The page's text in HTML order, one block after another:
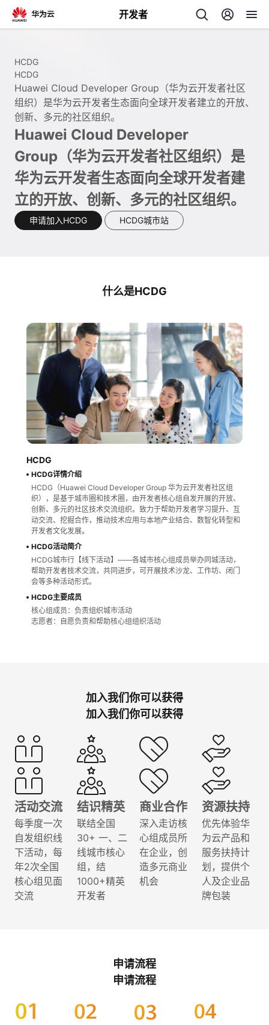
开发者
回
人
主
页
我
的
开
的
博
我
的
坛
我
圈
子
的
直
播
我
的
活
动
我
的
关
注
课
程
的
认
证
我
的
实
验
我
的
收
Programs
术
持
云
建
议
HCDG
HCDG
Huawei Cloud Developer Group（华为云开发者社区
组织）是华为云开发者生态面向全球开发者建立的开放、
创新、多元的社区组织。
Huawei Cloud Developer
Group（华为云开发者社区组织）是
华为云开发者生态面向全球开发者建
立的开放、创新、多元的社区组织。
申请加入HCDG HCDG城市站
什么是HCDG
HCDG
HCDG详情介绍
HCDG（Huawei Cloud Developer Group 华为云开发者社区组
织），是基于城市圈和技术圈，由开发者核心组自发开展的开放、
创新、多元的社区技术交流组织。致力于帮助开发者学习提升、互
动交流、挖掘合作，推动技术应用与本地产业结合、数智化转型和
开发者文化发展。
HCDG活动简介
HCDG城市行【线下活动】——各城市核心组成员举办同城活动，
帮助开发者技术交流，共同进步，可开展技术沙龙、工作坊、闭门
会等多种活动形式。
HCDG主要成员
核心组成员：负责组织城市活动
志愿者：自愿负责和帮助核心组组织活动
加入我们你可以获得
加入我们你可以获得
活动交流
每季度一次
自发组织线
下活动，每
年2次全国
核心组见面
交流
结识精英
联结全国
30+ 一、二
线城市核心
组，结
1000+精英
开发者
商业合作
深入走访核
心组成员所
在企业，创
造多元商业
机会
资源扶持
优先体验华
为云产品和
服务扶持计
划，提供个
人及企业品
牌包装
申请流程
申请流程